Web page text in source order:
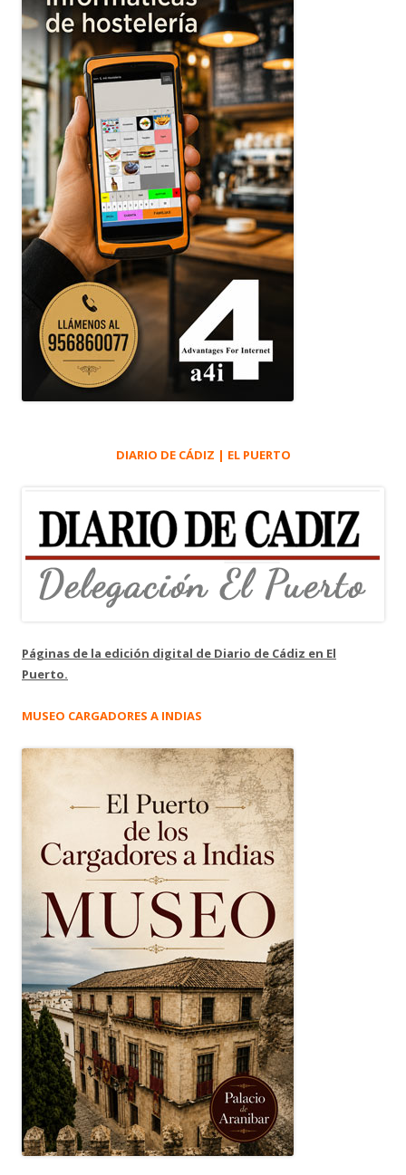
DIARIO DE CÁDIZ | EL PUERTO
Páginas de la edición digital de Diario de Cádiz en El
Puerto.
MUSEO CARGADORES A INDIAS